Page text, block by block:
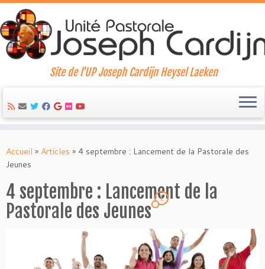
to
content
Site de l'UP Joseph Cardijn Heysel Laeken
Accueil » Articles » 4 septembre : Lancement de la Pastorale des
Jeunes
4 septembre : Lancement de la
Pastorale des Jeunes
1